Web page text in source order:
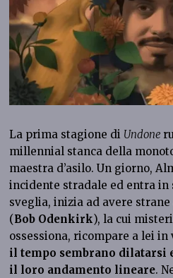
La prima stagione di Undone
millennial stanca della
maestra d’asilo. Un giorno,
incidente stradale ed entra in
sveglia, inizia ad avere
(Bob Odenkirk), la cui
ossessiona, ricompare a lei
il tempo sembrano dilatarsi
il loro andamento lineare.